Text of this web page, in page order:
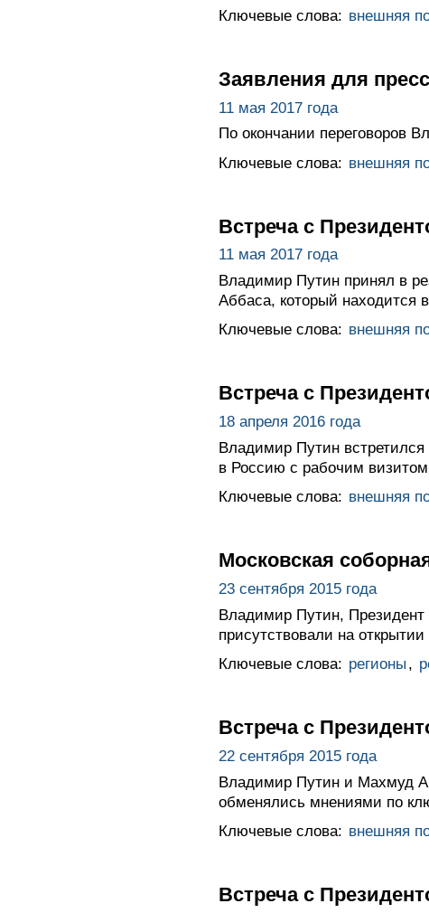
Ключевые слова: внешняя
Заявления для
11 мая 2017 года
По окончании переговоров
Ключевые слова: внешняя
Встреча с
11 мая 2017 года
Владимир Путин принял в
Аббаса, который находится
Ключевые слова: внешняя
Встреча с
18 апреля 2016 года
Владимир Путин
в Россию с рабочим
Ключевые слова: внешняя
Московская
23 сентября 2015 года
Владимир Путин,
присутствовали на
Ключевые слова: регионы ,
Встреча с
22 сентября 2015 года
Владимир Путин и Махмуд
обменялись мнениями по
Ключевые слова: внешняя
Встреча с